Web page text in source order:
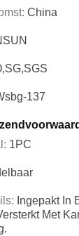
China
137
1PC
Ingepakt In
Met